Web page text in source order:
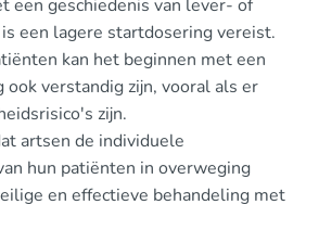
een geschiedenis van lever- of
een lagere startdosering vereist.
kan het beginnen met een
ook verstandig zijn, vooral als er
zijn.
artsen de individuele
hun patiënten in overweging
en effectieve behandeling met